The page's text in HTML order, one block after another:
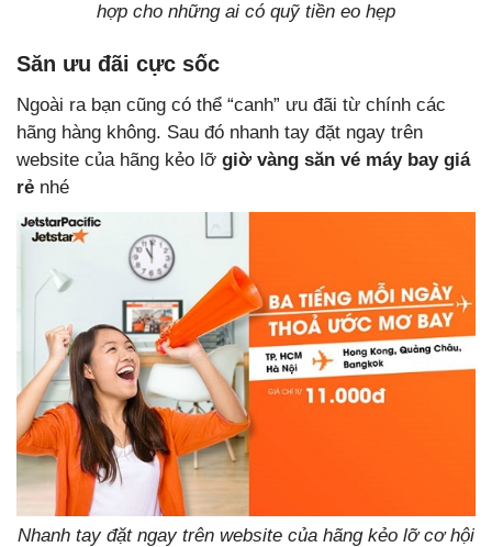
hợp cho những ai có quỹ tiền eo hẹp
Săn ưu đãi cực sốc
Ngoài ra bạn cũng có thể “canh” ưu đãi từ chính các
hãng hàng không. Sau đó nhanh tay đặt ngay trên
website của hãng kẻo lỡ giờ vàng săn vé máy bay giá
rẻ nhé
Nhanh tay đặt ngay trên website của hãng kẻo lỡ cơ hội